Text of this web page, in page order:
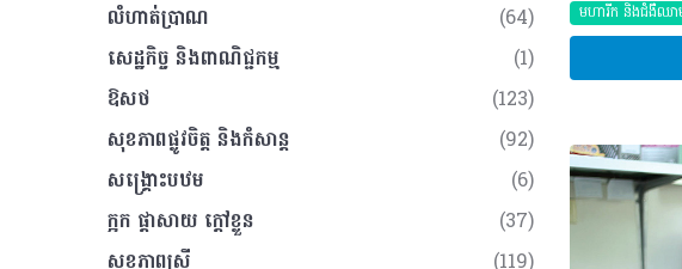
លំហាត់​ប្រាណ
(64)
សេដ្ឋកិច្ច និងពាណិជ្ជកម្ម
(1)
ឱសថ
(123)
សុខភាពផ្លូវចិត្ត និងកំសាន្ត
(92)
សង្គ្រោះបឋម
(6)
ក្អក ផ្តាសាយ ក្តៅខ្លួន
(37)
សុខភាពស្រ្តី
(119)
មហារីក និងជំងឺឈា